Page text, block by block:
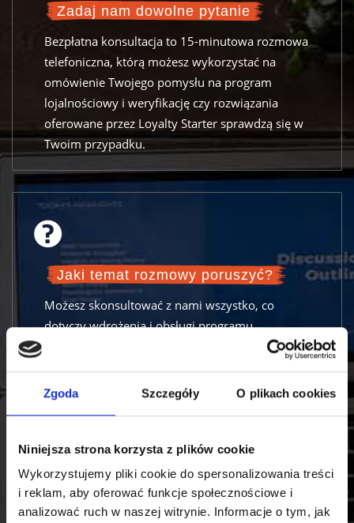
Zgoda Szczegóły O plikach cookies
Niniejsza strona korzysta z plików cookie
Wykorzystujemy pliki cookie do spersonalizowania treści
i reklam, aby oferować funkcje społecznościowe i
analizować ruch w naszej witrynie. Informacje o tym, jak
s
f
i
e
l
d
y
Zadaj nam dowolne pytanie
Bezpłatna konsultacja to 15-minutowa rozmowa
telefoniczna, którą możesz wykorzystać na
omówienie Twojego pomysłu na program
lojalnościowy i weryfikację czy rozwiązania
oferowane przez Loyalty Starter sprawdzą się w
Twoim przypadku.
Jaki temat rozmowy poruszyć?
Możesz skonsultować z nami wszystko, co
dotyczy wdrożenia i obsługi programu
lojalnościowego w Twojej firmie. Przykładowo,
zaciągać dane z systemu sprzedaży, jak
indywidualną strategię naliczania punktów, jakie
nagrody zaoferować klientom, jak przygotować
regulamin programu? Zadaj własne pytanie. Nasi
konsultanci chętnie pomogą.